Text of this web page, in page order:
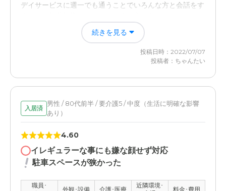
てくれるので安心。近所の緑も多い
まあ、こんなものかもしれませんが、若干高めの印象があ
デイサービスに週一でも通うことでいろんな方と会話をす
入居後どうなったか？
家族としてはもう少しデイサービスやショートステイの利
用を増やしていきたいと思っているため。
エスケアホーム松戸の評価
近さ。送迎があること、帰りは迎えに行く等臨機応変に対
応していただいている。デイサービスとショートステイを
同じ施設で利用しているので、情報共有やスタッフの顔が
わかる等がありがたいです。
職員・スタッフ・他入居者の雰囲気について
す。ショートステイも送迎時間を融通きかせてもらったり
続きを見る
投稿日時：2022/07/07
投稿者：ちゃんたい
入居済
男性 / 80代前半 / 要介護5 / 中度（生活に明確な影響
あり）
4.60
イレギュラーな事にも嫌な顔せず対応
駐車スペースが狭かった
職員･
外観･設備 介護･医療
近隣環境･
料金･費用